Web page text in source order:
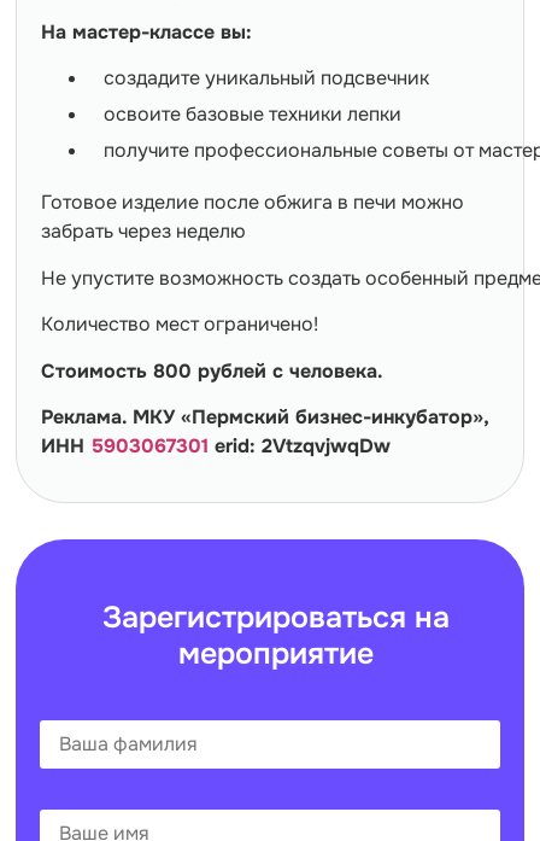
На мастер-классе вы:
создадите уникальный подсвечник
освоите базовые техники лепки
получите профессиональные советы от
Готовое изделие после обжига в печи можно
забрать через неделю
Не упустите возможность создать особенный
Количество мест ограничено!
Стоимость 800 рублей с человека.
Реклама. МКУ «Пермский бизнес-инкубатор»,
ИНН 5903067301 erid: 2VtzqvjwqDw
Зарегистрироваться на
мероприятие